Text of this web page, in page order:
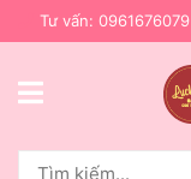
Tư vấn: 0961676079